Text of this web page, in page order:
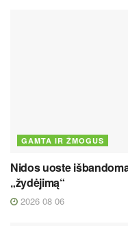
GAMTA IR ŽMOGUS
Nidos uoste
„žydėjimą“
2026 08 06